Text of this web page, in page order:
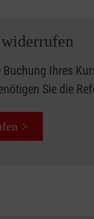
Buchung Ihres
Sie die
>